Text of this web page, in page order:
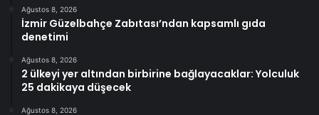
Ağustos 8, 2026
İzmir Güzelbahçe Zabıtası’ndan kapsamlı gıda
denetimi
Ağustos 8, 2026
2 ülkeyi yer altından birbirine bağlayacaklar: Yolculuk
25 dakikaya düşecek
Ağustos 8, 2026